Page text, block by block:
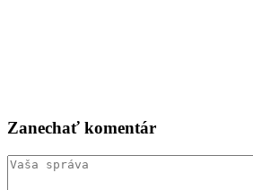
Zanechať komentár